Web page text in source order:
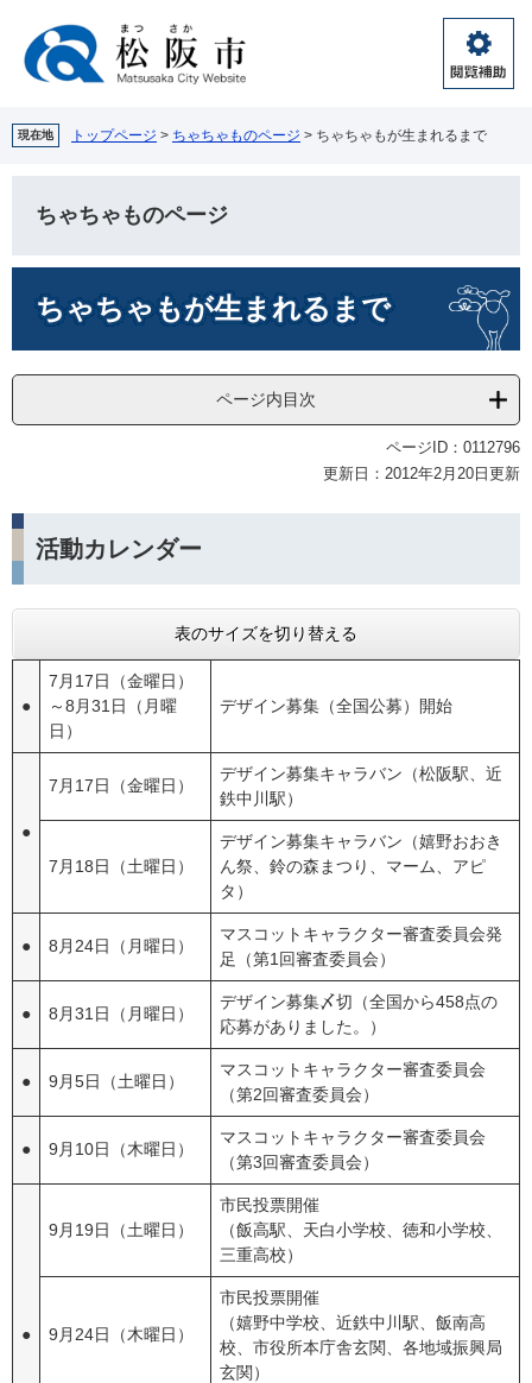
閲
覧
助
現在地 トップページ > ちゃちゃものページ > ちゃちゃもが生まれるまで
ちゃちゃものページ
ちゃちゃもが生まれるまで
ページ内目次
ページID：0112796
更新日：2012年2月20日更新
活動カレンダー
表のサイズを切り替える
●
7月17日（金曜日）
～8月31日（月曜
日）
デザイン募集（全国公募）開始
●
7月17日（金曜日）
デザイン募集キャラバン（松阪駅、近
鉄中川駅）
7月18日（土曜日）
デザイン募集キャラバン（嬉野おおき
ん祭、鈴の森まつり、マーム、アピ
タ）
● 8月24日（月曜日）
マスコットキャラクター審査委員会発
足（第1回審査委員会）
● 8月31日（月曜日）
デザイン募集〆切（全国から458点の
応募がありました。）
● 9月5日（土曜日）
マスコットキャラクター審査委員会
（第2回審査委員会）
● 9月10日（木曜日）
マスコットキャラクター審査委員会
（第3回審査委員会）
●
9月19日（土曜日）
市民投票開催
（飯高駅、天白小学校、徳和小学校、
三重高校）
9月24日（木曜日）
市民投票開催
（嬉野中学校、近鉄中川駅、飯南高
校、市役所本庁舎玄関、各地域振興局
玄関）